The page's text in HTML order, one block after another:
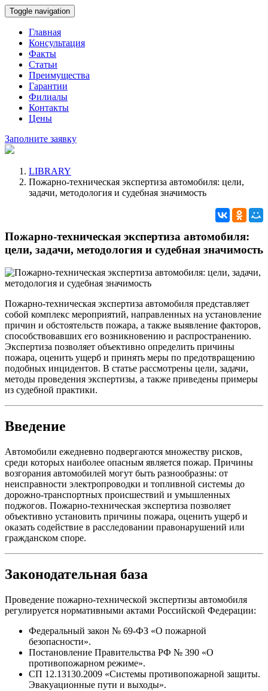
Toggle navigation
Главная
Консультация
Факты
Статьи
Преимущества
Гарантии
Филиалы
Контакты
Цены
Заполните заявку
LIBRARY
Пожарно-техническая экспертиза автомобиля: цели,
задачи, методология и судебная значимость
Пожарно-техническая экспертиза автомобиля:
цели, задачи, методология и судебная значимость
Пожарно-техническая экспертиза автомобиля представляет
собой комплекс мероприятий, направленных на установление
причин и обстоятельств пожара, а также выявление факторов,
способствовавших его возникновению и распространению.
Экспертиза позволяет объективно определить причины
пожара, оценить ущерб и принять меры по предотвращению
подобных инцидентов. В статье рассмотрены цели, задачи,
методы проведения экспертизы, а также приведены примеры
из судебной практики.
Введение
Автомобили ежедневно подвергаются множеству рисков,
среди которых наиболее опасным является пожар. Причины
возгорания автомобилей могут быть разнообразны: от
неисправности электропроводки и топливной системы до
дорожно-транспортных происшествий и умышленных
поджогов. Пожарно-техническая экспертиза позволяет
объективно установить причины пожара, оценить ущерб и
оказать содействие в расследовании правонарушений или
гражданском споре.
Законодательная база
Проведение пожарно-технической экспертизы автомобиля
регулируется нормативными актами Российской Федерации:
Федеральный закон № 69-ФЗ «О пожарной
безопасности».
Постановление Правительства РФ № 390 «О
противопожарном режиме».
СП 12.13130.2009 «Системы противопожарной защиты.
Эвакуационные пути и выходы».